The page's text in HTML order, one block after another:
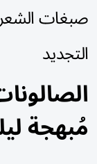
صبغات
التجديد
مُبهجة